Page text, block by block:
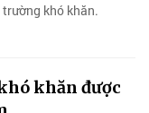
khó khăn.
khăn được